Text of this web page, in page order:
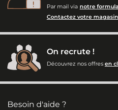
Par mail via notre
Contactez votre magasin
On recrute !
Découvrez nos offres en
Besoin d'aide ?